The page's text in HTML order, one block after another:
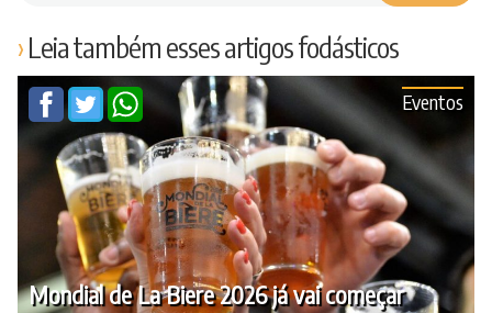
Leia também esses artigos fodásticos
Mondial de La Biere 2026 já vai começar
Eventos